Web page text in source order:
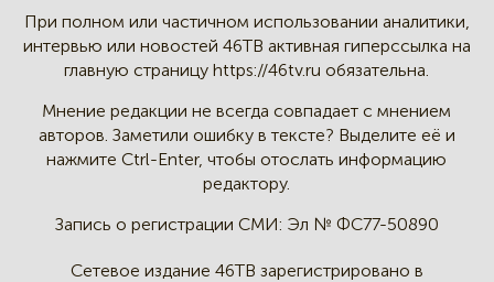
При полном или частичном использовании аналитики,
интервью или новостей 46TB активная гиперссылка на
главную страницу https://46tv.ru обязательна.
Мнение редакции не всегда совпадает с мнением
авторов. Заметили ошибку в тексте? Выделите её и
нажмите Ctrl-Enter, чтобы отослать информацию
редактору.
Запись о регистрации СМИ: Эл № ФС77-50890
Сетевое издание 46ТВ зарегистрировано в